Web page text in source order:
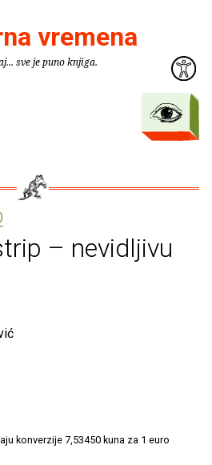
vremena
sve je puno knjiga.
– nevidljivu
konverzije 7,53450 kuna za 1 euro